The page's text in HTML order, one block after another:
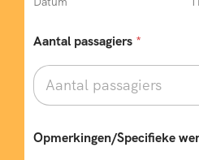
Aantal passagiers *
e
Opmerkingen/Specifieke